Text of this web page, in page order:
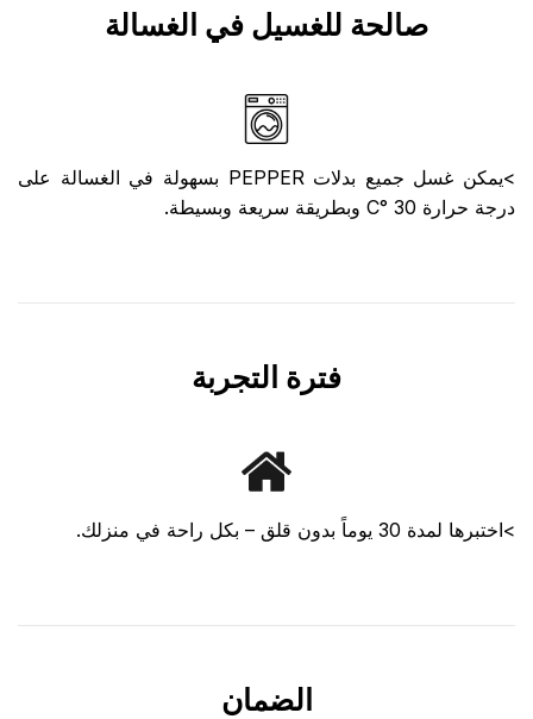
صالحة للغسيل في الغسالة
>يمكن غسل جميع بدلات PEPPER بسهولة في الغسالة على
درجة حرارة 30 °C وبطريقة سريعة وبسيطة.
فترة التجربة
>اختبرها لمدة 30 يوماً بدون قلق – بكل راحة في منزلك.
الضمان